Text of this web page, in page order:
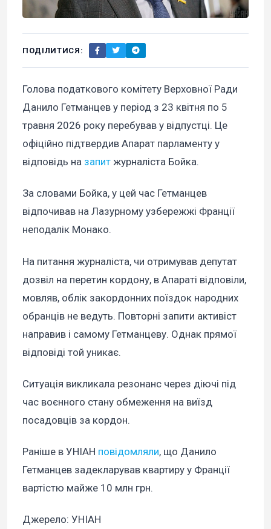
ПОДІЛИТИСЯ:
Голова податкового комітету Верховної Ради
Данило Гетманцев у період з 23 квітня по 5
травня 2026 року перебував у відпустці. Це
офіційно підтвердив Апарат парламенту у
відповідь на запит журналіста Бойка.
За словами Бойка, у цей час Гетманцев
відпочивав на Лазурному узбережжі Франції
неподалік Монако.
На питання журналіста, чи отримував депутат
дозвіл на перетин кордону, в Апараті відповіли,
мовляв, облік закордонних поїздок народних
обранців не ведуть. Повторні запити активіст
направив і самому Гетманцеву. Однак прямої
відповіді той уникає.
Ситуація викликала резонанс через діючі під
час воєнного стану обмеження на виїзд
посадовців за кордон.
Раніше в УНІАН повідомляли, що Данило
Гетманцев задекларував квартиру у Франції
вартістю майже 10 млн грн.
Джерело: УНІАН